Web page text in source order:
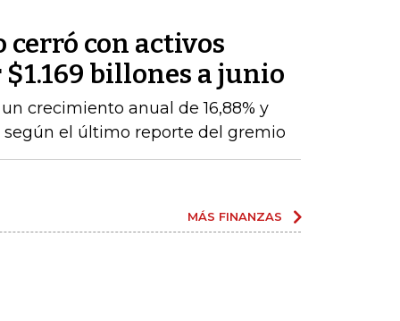
con activos
billones a junio
crecimiento anual de 16,88% y
según el último reporte del gremio
MÁS FINANZAS